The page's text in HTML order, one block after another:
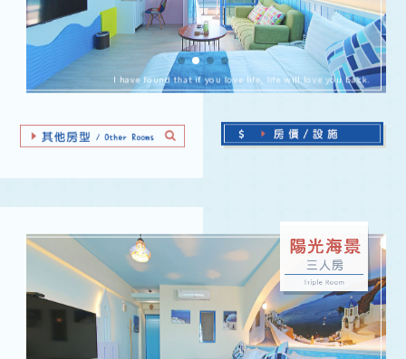
I have found that if you love life, life will love you back.